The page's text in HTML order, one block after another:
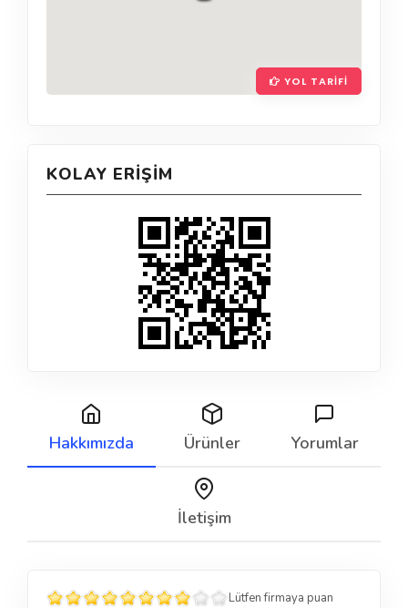
YOL TARIFI
KOLAY ERIŞIM
Hakkımızda Ürünler Yorumlar
İletişim
Lütfen firmaya puan